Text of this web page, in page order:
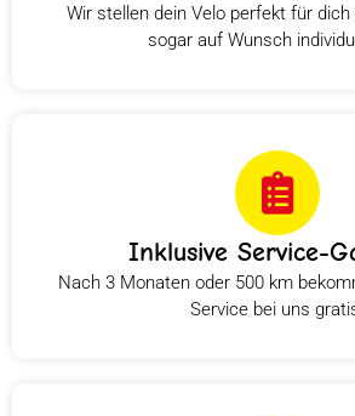
Wir stellen dein Velo perfekt für
sogar auf Wunsch
Inklusive Service-
Nach 3 Monaten oder 500 km
Service bei uns